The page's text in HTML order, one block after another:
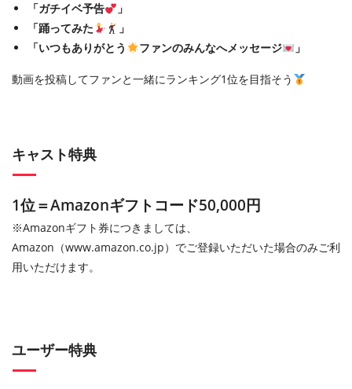
「ガチイベ予告
」
「踊ってみた
」
「いつもありがとう
ファンのみんなへメッセージ 」
動画を投稿してファンと一緒にランキング1位を目指そう
キャスト特典
1位＝Amazonギフトコード50,000円
※Amazonギフト券につきましては、
Amazon（www.amazon.co.jp）でご登録いただいた場合のみご利
用いただけます。
ユーザー特典